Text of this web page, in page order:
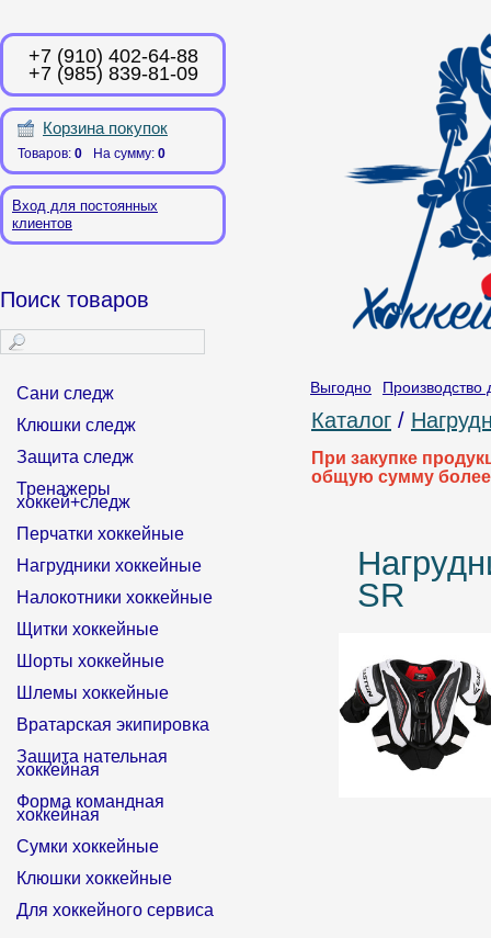
+7 (910) 402-64-88
+7 (985) 839-81-09
Корзина покупок
Товаров: 0 На сумму: 0
Вход для постоянных
клиентов
Выгодно Производство
Поиск товаров
Сани следж
Клюшки следж
Защита следж
Тренажеры
хоккей+следж
Перчатки хоккейные
Нагрудники хоккейные
Налокотники хоккейные
Щитки хоккейные
Шорты хоккейные
Шлемы хоккейные
Вратарская экипировка
Защита нательная
хоккейная
Форма командная
хоккейная
Сумки хоккейные
Клюшки хоккейные
Для хоккейного сервиса
Каталог /
При закупке
общую сумму более
SR